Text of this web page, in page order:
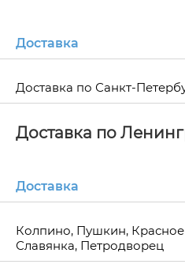
Доставка
Доставка по Санкт-
Доставка по
Доставка
Колпино, Пушкин,
Славянка, Петродворец